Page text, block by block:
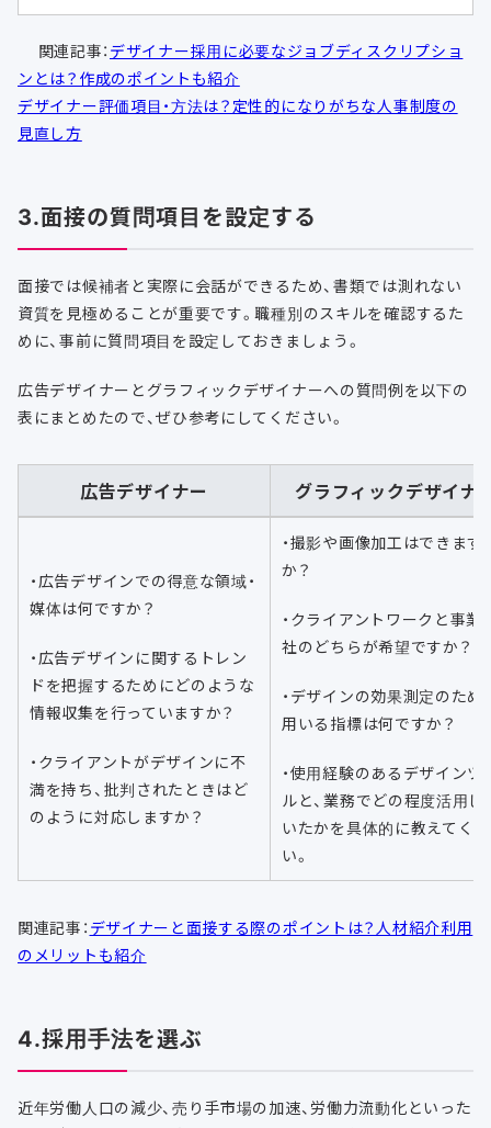
関連記事： デザイナー採用に必要なジョブディスクリプショ
ンとは？作成のポイントも紹介
デザイナー評価項目・方法は？定性的になりがちな人事制度の
見直し方
3.面接の質問項目を設定する
面接では候補者と実際に会話ができるため、書類では測れない
資質を見極めることが重要です。職種別のスキルを確認するた
めに、事前に質問項目を設定しておきましょう。
広告デザイナーとグラフィックデザイナーへの質問例を以下の
表にまとめたので、ぜひ参考にしてください。
広告デザイナー グラフィックデザイナ
・広告デザインでの得意な領域・
媒体は何ですか？
・広告デザインに関するトレン
ドを把握するためにどのような
情報収集を行っていますか？
・クライアントがデザインに不
満を持ち、批判されたときはど
のように対応しますか？
・撮影や画像加工はできます
か？
・クライアントワークと事業
社のどちらが希望ですか？
・デザインの効果測定のため
用いる指標は何ですか？
・使用経験のあるデザインツ
ルと、業務でどの程度活用し
いたかを具体的に教えてく
い。
関連記事： デザイナーと面接する際のポイントは？人材紹介利用
のメリットも紹介
4.採用手法を選ぶ
近年労働人口の減少、売り手市場の加速、労働力流動化といった